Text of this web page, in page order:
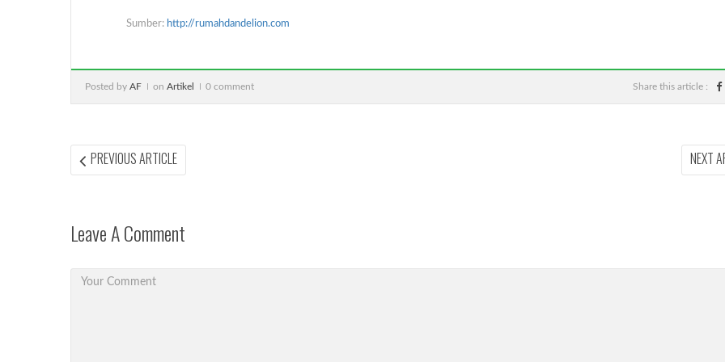
Sumber: http://rumahdandelion.com
Posted by AF on Artikel 0 comment Share this article :
Post
PREVIOUS ARTICLEPREVIOUS
ARTICLE:
NEXT
Leave A Comment